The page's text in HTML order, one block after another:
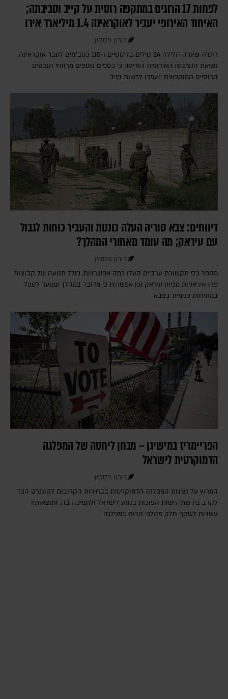
לפחות 17 הרוגים במתקפה רוסית על קייב וסביבתה;
האיחוד האירופי יעביר לאוקראינה 1.4 מיליארד אירו
דורון פסקין
רוסיה שיגרה הלילה 24 טילים בליסטיים ו-115 כטב"מים לעבר אוקראינה.
נשיאת הנציבות האירופית הודיעה כי כספים נוספים מרווחי הנכסים
הרוסיים המוקפאים יועמדו לרשות קייב
דיווחים: צבא סוריה העלה כוננות והעביר כוחות לגבול
עם עיראק; מה עומד מאחורי המהלך?
דורון פסקין
מספר כלי תקשורת ערביים העלו כמה אפשרויות, כולל תנועה של קבוצות
פרו-איראניות מכיוון עיראק וכן אפשרות כי מדובר במהלך שנועד לטפל
במתיחות פנימית בצבא
הפריימריז במישיגן – מבחן ליחסה של המפלגה
הדמוקרטית לישראל
דורון פסקין
המרוץ על נציגות המפלגה הדמוקרטית בבחירות הקרובות לקונגרס הפך
לקרב בין שתי גישות הפוכות בנוגע לישראל ולתמיכה בה, ותוצאותיו
עשויות לשקף חלק מהלכי הרוח במפלגה